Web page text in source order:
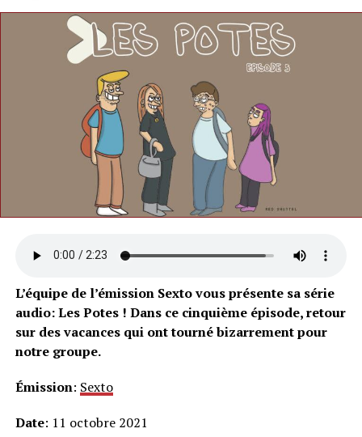
L’équipe de l’émission Sexto vous présente sa série
audio: Les Potes ! Dans ce cinquième épisode, retour
sur des vacances qui ont tourné bizarrement pour
notre groupe.
Émission: Sexto
Date: 11 octobre 2021